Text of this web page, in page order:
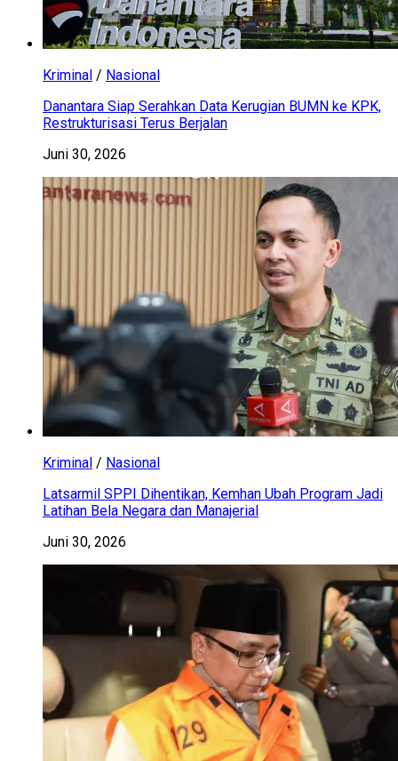
Kriminal / Nasional
Danantara Siap Serahkan Data Kerugian BUMN ke KPK,
Restrukturisasi Terus Berjalan
Juni 30, 2026
Kriminal / Nasional
Latsarmil SPPI Dihentikan, Kemhan Ubah Program Jadi
Latihan Bela Negara dan Manajerial
Juni 30, 2026